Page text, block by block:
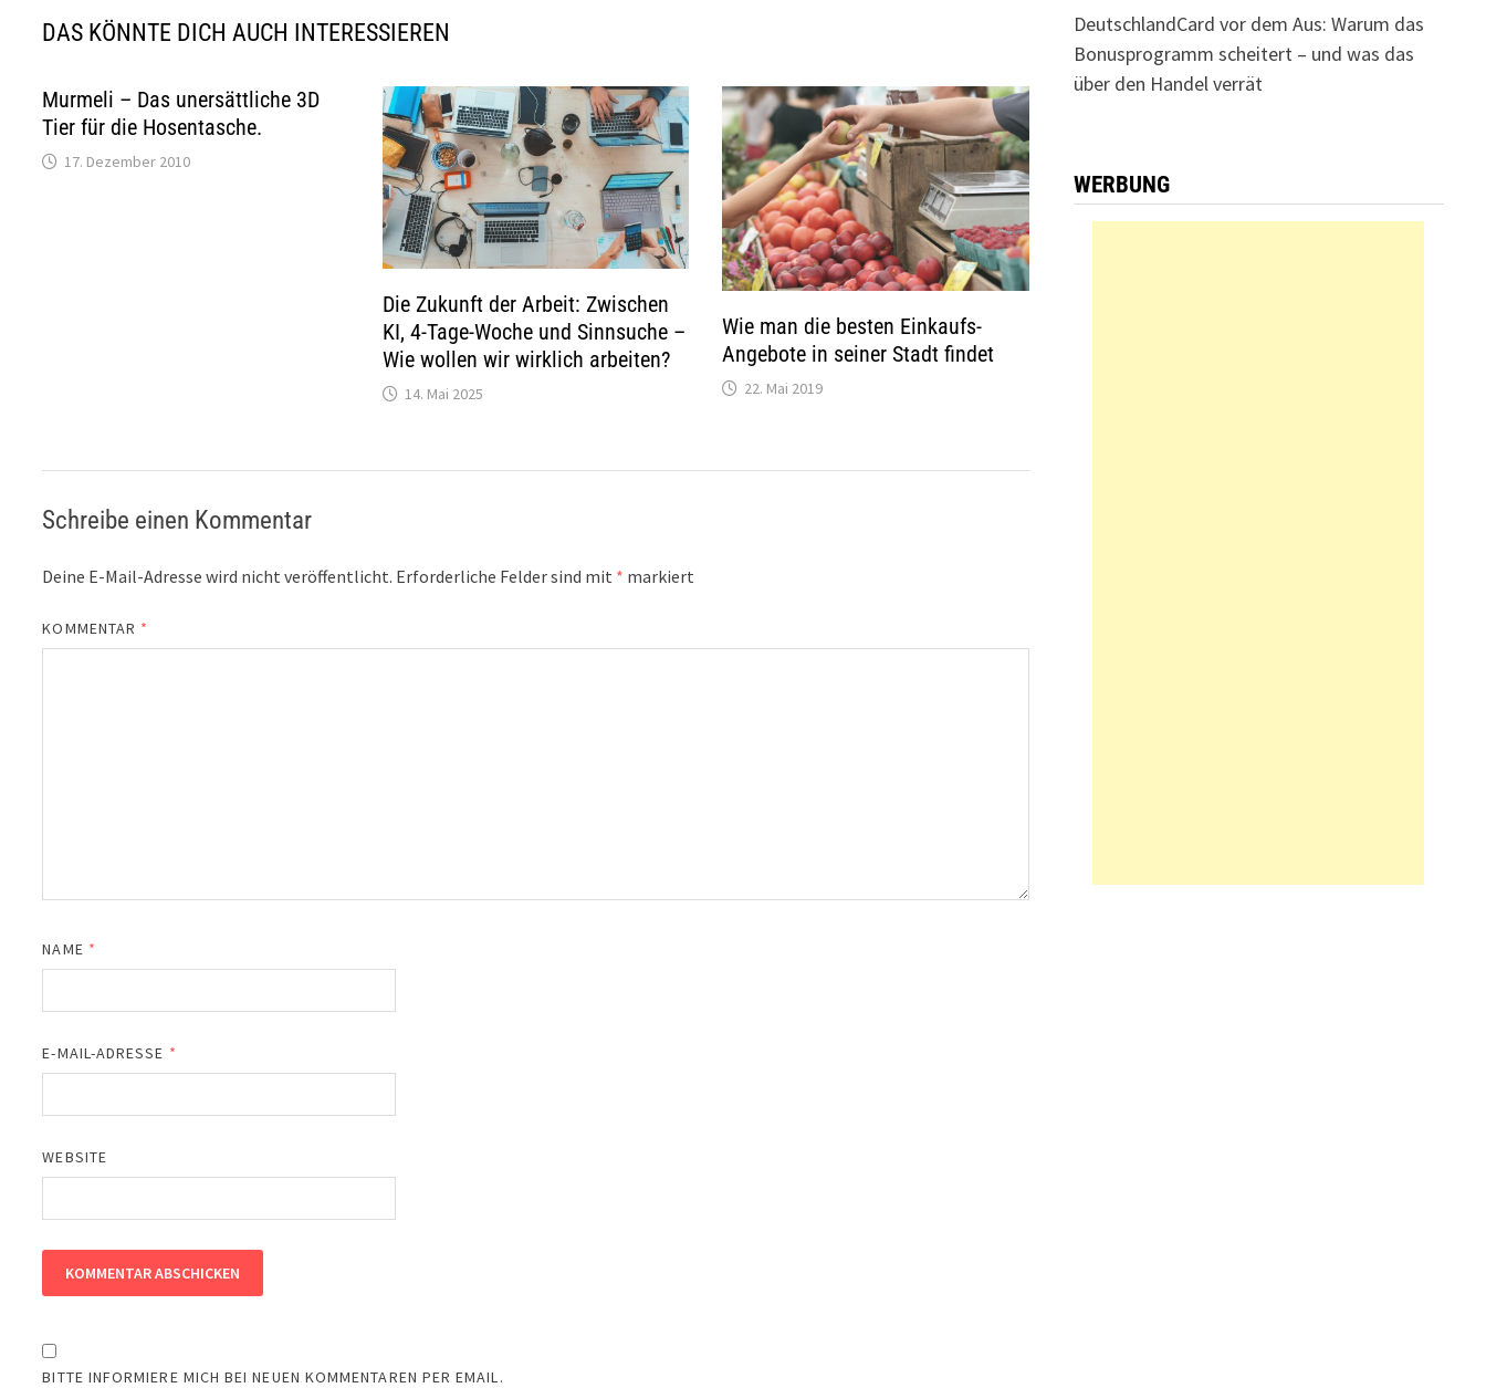
DAS KÖNNTE DICH AUCH INTERESSIEREN
Murmeli – Das unersättliche 3D
Tier für die Hosentasche.
17. Dezember 2010
Die Zukunft der Arbeit: Zwischen
KI, 4-Tage-Woche und Sinnsuche –
Wie wollen wir wirklich arbeiten?
14. Mai 2025
Wie man die besten Einkaufs-
Angebote in seiner Stadt findet
22. Mai 2019
Schreibe einen Kommentar
Deine E-Mail-Adresse wird nicht veröffentlicht. Erforderliche Felder sind mit * markiert
KOMMENTAR *
NAME *
E-MAIL-ADRESSE *
WEBSITE
BITTE INFORMIERE MICH BEI NEUEN KOMMENTAREN PER EMAIL.
DeutschlandCard vor dem Aus: Warum das
Bonusprogramm scheitert – und was das
über den Handel verrät
WERBUNG